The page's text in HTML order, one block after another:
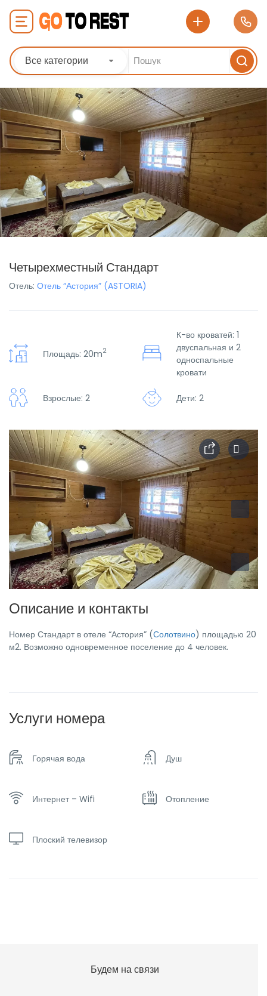
Все категории
Четырехместный Стандарт
Отель: Отель “Астория” (ASTORIA)
Площадь: 20m2
К-во кроватей: 1
двуспальная и 2
односпальные
кровати
Взрослые: 2 Дети: 2
Описание и контакты
Номер Стандарт в отеле “Астория” (Солотвино) площадью 20
м2. Возможно одновременное поселение до 4 человек.
Услуги номера
Горячая вода Душ
Интернет – Wifi Отопление
Плоский телевизор
Будем на связи